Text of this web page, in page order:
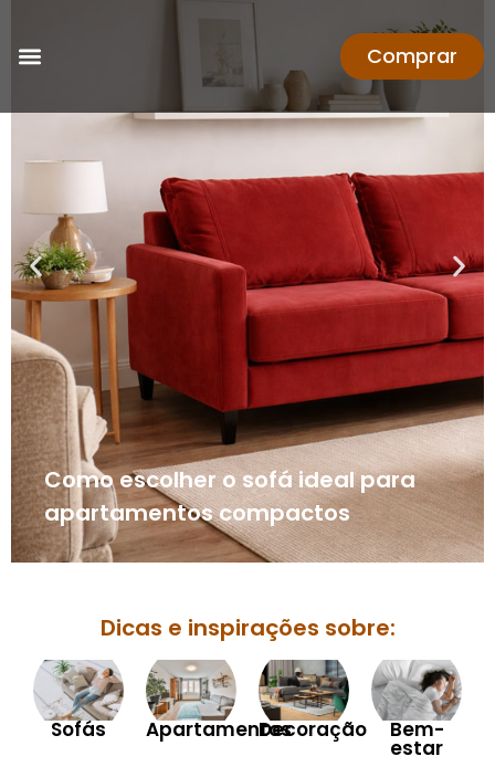
Comprar
Como escolher o sofá ideal para
apartamentos compactos
Dicas e inspirações sobre:
Sofás ApartamentosDecoração Bem-
estar